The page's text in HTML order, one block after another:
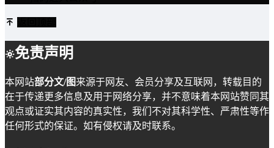
免责声明
本网站部分文/图来源于网友、会员分享及互联网，转载目的
在于传递更多信息及用于网络分享，并不意味着本网站赞同其
观点或证实其内容的真实性，我们不对其科学性、严肃性等作
任何形式的保证。如有侵权请及时联系。